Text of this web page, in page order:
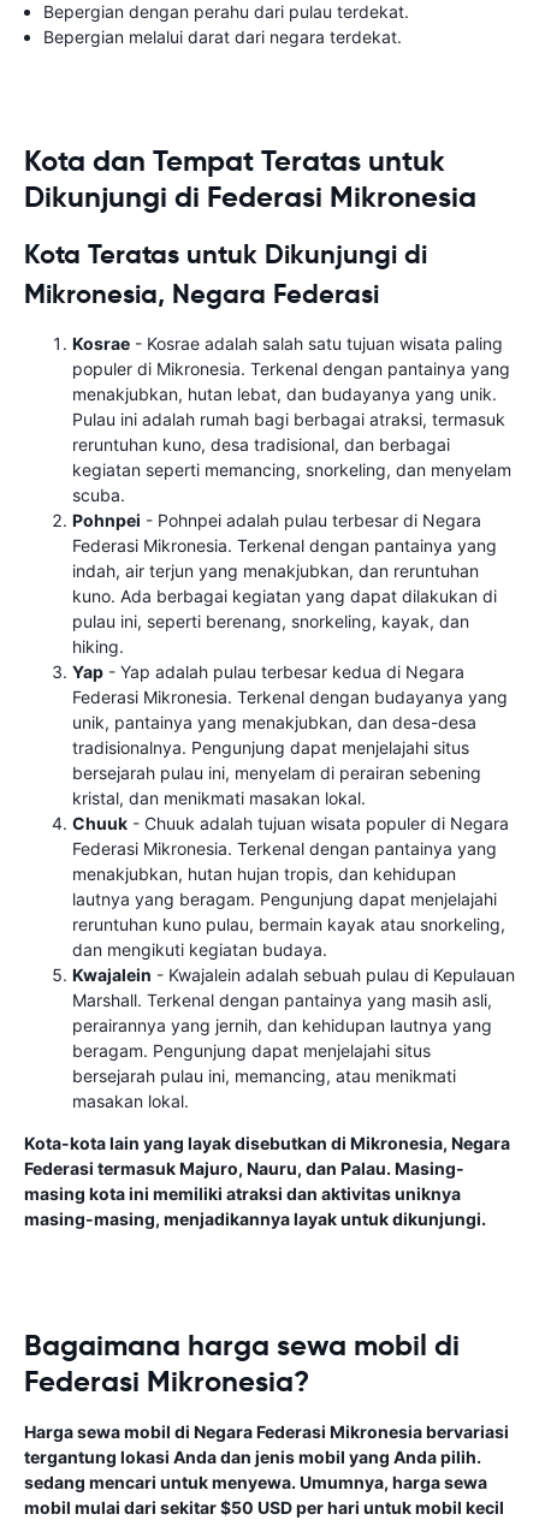
Bepergian dengan perahu dari pulau terdekat.
Bepergian melalui darat dari negara terdekat.
Kota dan Tempat Teratas untuk
Dikunjungi di Federasi Mikronesia
Kota Teratas untuk Dikunjungi di
Mikronesia, Negara Federasi
Kosrae - Kosrae adalah salah satu tujuan wisata paling
populer di Mikronesia. Terkenal dengan pantainya yang
menakjubkan, hutan lebat, dan budayanya yang unik.
Pulau ini adalah rumah bagi berbagai atraksi, termasuk
reruntuhan kuno, desa tradisional, dan berbagai
kegiatan seperti memancing, snorkeling, dan menyelam
scuba.
Pohnpei - Pohnpei adalah pulau terbesar di Negara
Federasi Mikronesia. Terkenal dengan pantainya yang
indah, air terjun yang menakjubkan, dan reruntuhan
kuno. Ada berbagai kegiatan yang dapat dilakukan di
pulau ini, seperti berenang, snorkeling, kayak, dan
hiking.
Yap - Yap adalah pulau terbesar kedua di Negara
Federasi Mikronesia. Terkenal dengan budayanya yang
unik, pantainya yang menakjubkan, dan desa-desa
tradisionalnya. Pengunjung dapat menjelajahi situs
bersejarah pulau ini, menyelam di perairan sebening
kristal, dan menikmati masakan lokal.
Chuuk - Chuuk adalah tujuan wisata populer di Negara
Federasi Mikronesia. Terkenal dengan pantainya yang
menakjubkan, hutan hujan tropis, dan kehidupan
lautnya yang beragam. Pengunjung dapat menjelajahi
reruntuhan kuno pulau, bermain kayak atau snorkeling,
dan mengikuti kegiatan budaya.
Kwajalein - Kwajalein adalah sebuah pulau di Kepulauan
Marshall. Terkenal dengan pantainya yang masih asli,
perairannya yang jernih, dan kehidupan lautnya yang
beragam. Pengunjung dapat menjelajahi situs
bersejarah pulau ini, memancing, atau menikmati
masakan lokal.
Kota-kota lain yang layak disebutkan di Mikronesia, Negara
Federasi termasuk Majuro, Nauru, dan Palau. Masing-
masing kota ini memiliki atraksi dan aktivitas uniknya
masing-masing, menjadikannya layak untuk dikunjungi.
Bagaimana harga sewa mobil di
Federasi Mikronesia?
Harga sewa mobil di Negara Federasi Mikronesia bervariasi
tergantung lokasi Anda dan jenis mobil yang Anda pilih.
sedang mencari untuk menyewa. Umumnya, harga sewa
mobil mulai dari sekitar $50 USD per hari untuk mobil kecil